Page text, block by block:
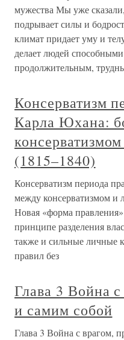
мужества Мы уже
подрывает силы и
климат придает уму и
делает людей
продолжительным,
Консерватизм
Карла Юхана:
(1815–1840)
Консерватизм периода
между консерватизмом и
Новая «форма
принципе разделения
также и сильные личные
правил без
Глава 3 Война
и самим собой
Глава 3 Война с врагом,